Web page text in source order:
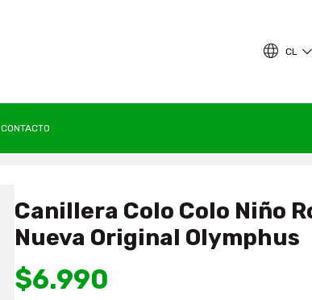
CL
CONTACTO
Canillera Colo Colo Niño
Nueva Original Olymphus
$6.990